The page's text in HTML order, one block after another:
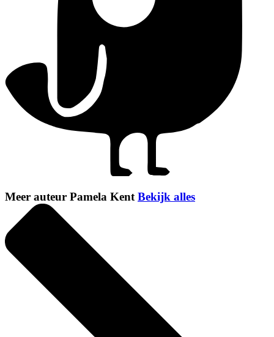
Meer auteur Pamela Kent Bekijk alles